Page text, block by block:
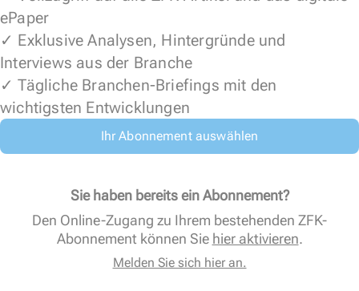
ePaper
✓ Exklusive Analysen, Hintergründe und
Interviews aus der Branche
✓ Tägliche Branchen-Briefings mit den
wichtigsten Entwicklungen
Ihr Abonnement auswählen
Sie haben bereits ein Abonnement?
Den Online-Zugang zu Ihrem bestehenden ZFK-
Abonnement können Sie hier aktivieren.
Melden Sie sich hier an.